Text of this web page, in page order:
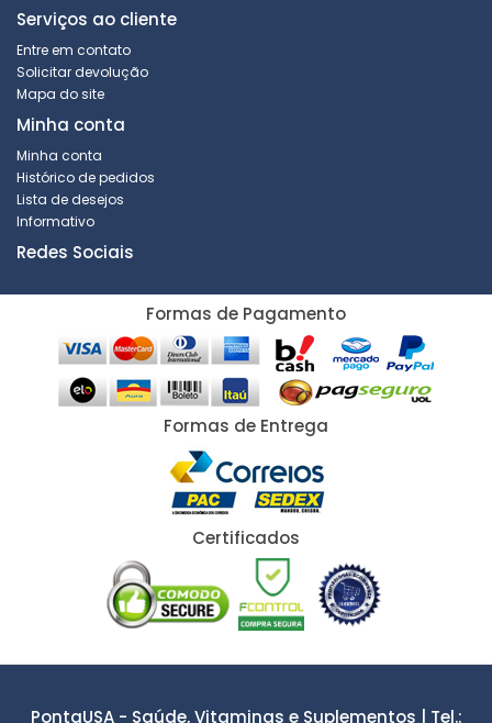
Serviços ao cliente
Entre em contato
Solicitar devolução
Mapa do site
Minha conta
Minha conta
Histórico de pedidos
Lista de desejos
Informativo
Redes Sociais
Formas de Pagamento
Formas de Entrega
Certificados
PontaUSA - Saúde, Vitaminas e Suplementos | Tel.: